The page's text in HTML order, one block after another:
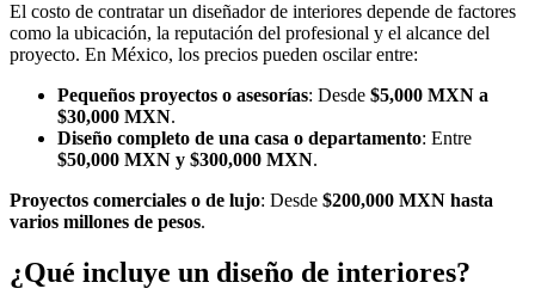
El costo de contratar un diseñador de interiores depende de factores
como la ubicación, la reputación del profesional y el alcance del
proyecto. En México, los precios pueden oscilar entre:
Pequeños proyectos o asesorías: Desde $5,000 MXN a
$30,000 MXN.
Diseño completo de una casa o departamento: Entre
$50,000 MXN y $300,000 MXN.
Proyectos comerciales o de lujo: Desde $200,000 MXN hasta
varios millones de pesos.
¿Qué incluye un diseño de interiores?